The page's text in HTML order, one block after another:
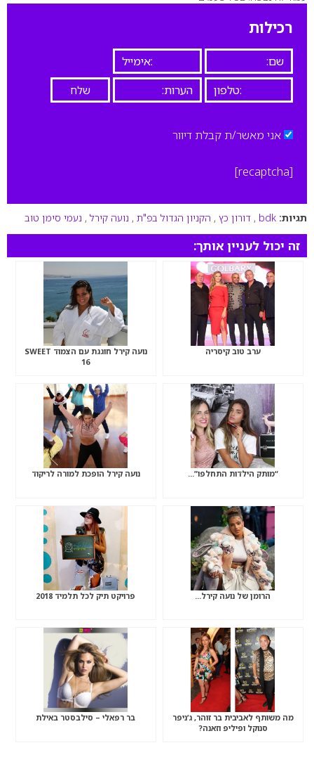
0
רכילות
אני מאשר/ת קבלת דיוור
[recaptcha]
תגיות: bdk
, דורון כץ , הקניון הגדול בפ"ת , נועה קירל , נעמי סימן טוב
זה יכול לעניין אותך:
ערב טוב קיסריה
נועה קירל חוגגת עם הצמוד SWEET
16
“מותק הילדות התחלפו”… נועה קירל הופכת למורה לריקוד
הרומן של נועה קירל… פרויקט תיק לכל תלמיד 2018
מה משותף לאביבית בר זוהר, ג’ניפר
סנוקל ופיליפ וזאנה?
בר רפאלי – סילבסטר באילת